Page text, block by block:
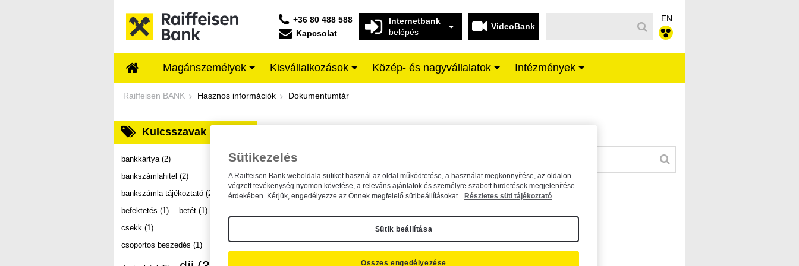
+36 80 488 588
Kapcsolat
Internetbank
belépés
VideoBank
EN
Magánszemélyek Kisvállalkozások Közép- és nagyvállalatok Intézmények
Dokumentumtár - Raiffeisen BANK
Raiffeisen BANK Hasznos információk Dokumentumtár
Kulcsszavak
bankkártya (2)
bankszámlahitel (2)
bankszámla tájékoztató (2)
befektetés (1) betét (1)
csekk (1)
csoportos beszedés (1)
A dokumentum kereséséhez kérjük, írja be a keresőszót a mezőbe.
Sütikezelés
A Raiffeisen Bank weboldala sütiket használ az oldal működtetése, a használat megkönnyítése, az oldalon
végzett tevékenység nyomon követése, a releváns ajánlatok és személyre szabott hirdetések megjelenítése
érdekében. Kérjük, engedélyezze az Önnek megfelelő sütibeállításokat.
Részletes süti tájékoztató
Sütik beállítása
Összes engedélyezése